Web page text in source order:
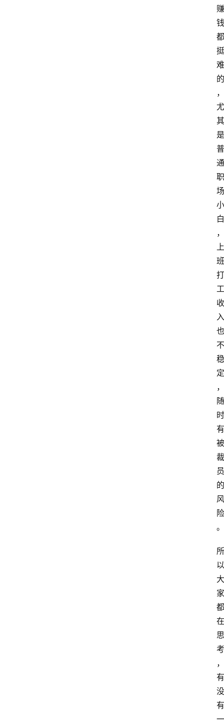
赚
钱
都
挺
难
的
，
尤
其
是
普
通
职
场
小
白
，
上
班
打
工
收
入
也
不
稳
定
，
随
时
有
被
裁
员
的
风
险
。
所
以
大
家
都
在
思
考
，
有
没
有
一